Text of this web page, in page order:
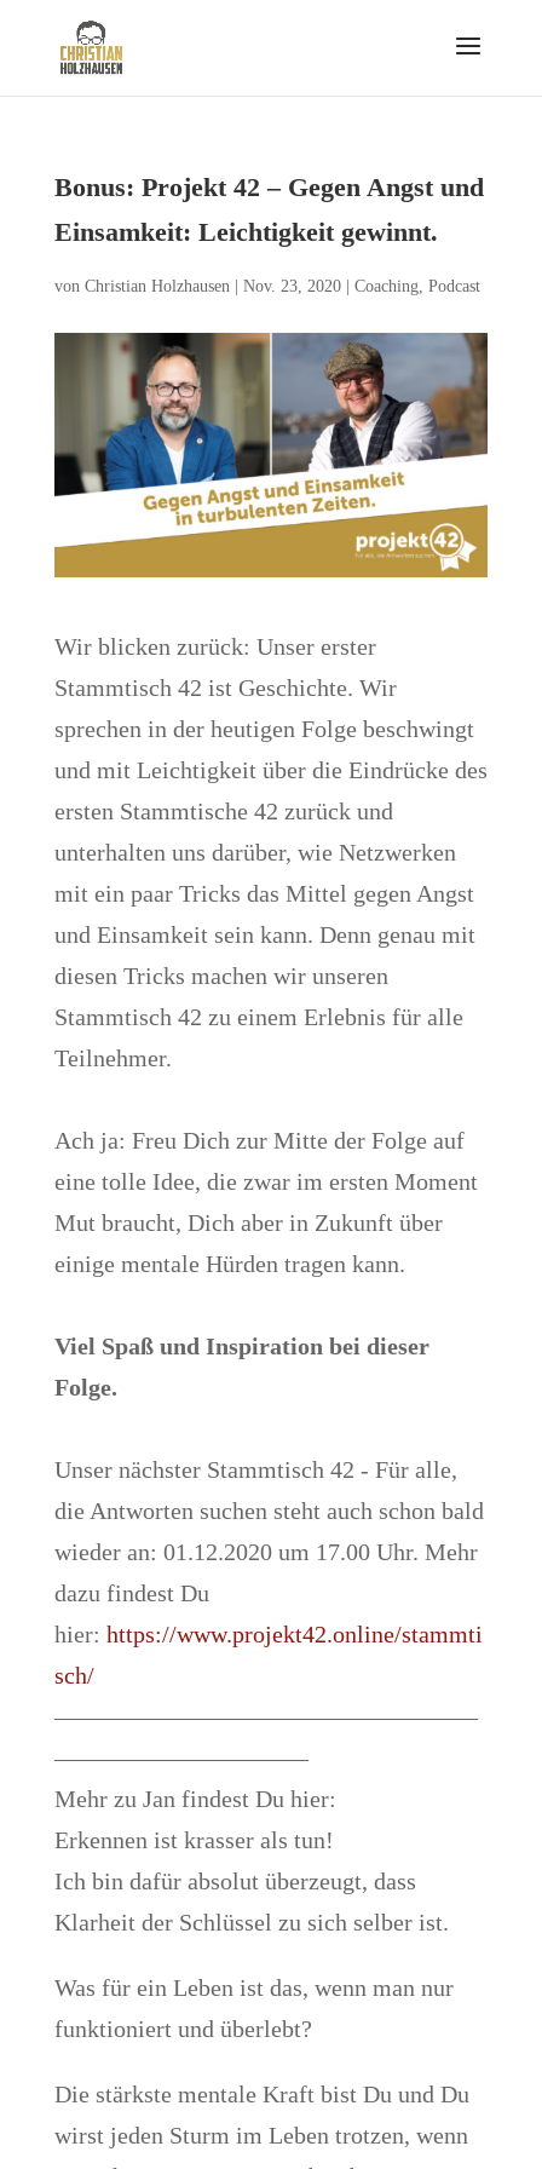
Bonus: Projekt 42 – Gegen Angst und
Einsamkeit: Leichtigkeit gewinnt.
von Christian Holzhausen| Nov. 23, 2020| Coaching, Podcast
Wir blicken zurück: Unser erster
Stammtisch 42 ist Geschichte. Wir
sprechen in der heutigen Folge beschwingt
und mit Leichtigkeit über die Eindrücke des
ersten Stammtische 42 zurück und
unterhalten uns darüber, wie Netzwerken
mit ein paar Tricks das Mittel gegen Angst
und Einsamkeit sein kann. Denn genau mit
diesen Tricks machen wir unseren
Stammtisch 42 zu einem Erlebnis für alle
Teilnehmer.
Ach ja: Freu Dich zur Mitte der Folge auf
eine tolle Idee, die zwar im ersten Moment
Mut braucht, Dich aber in Zukunft über
einige mentale Hürden tragen kann.
Viel Spaß und Inspiration bei dieser
Folge.
Unser nächster Stammtisch 42 - Für alle,
die Antworten suchen steht auch schon bald
wieder an: 01.12.2020 um 17.00 Uhr. Mehr
dazu findest Du
hier: https://www.projekt42.online/stammti
sch/
–––––––––––––––––––––––––––––––––––
–––––––––––––––––––––
Mehr zu Jan findest Du hier:
Erkennen ist krasser als tun!
Ich bin dafür absolut überzeugt, dass
Klarheit der Schlüssel zu sich selber ist.
Was für ein Leben ist das, wenn man nur
funktioniert und überlebt?
Die stärkste mentale Kraft bist Du und Du
wirst jeden Sturm im Leben trotzen, wenn